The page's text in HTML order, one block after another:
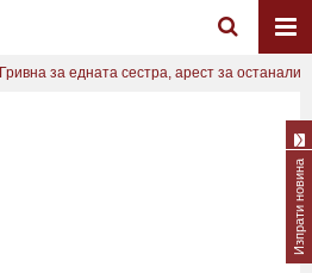
Гривна за едната сестра, арест за
Изпрати новина